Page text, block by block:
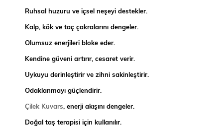
Ruhsal huzuru ve içsel neşeyi destekler.
Kalp, kök ve taç çakralarını dengeler.
Olumsuz enerjileri bloke eder.
Kendine güveni artırır, cesaret verir.
Uykuyu derinleştirir ve zihni sakinleştirir.
Odaklanmayı güçlendirir.
Çilek Kuvars, enerji akışını dengeler.
Doğal taş terapisi için kullanılır.